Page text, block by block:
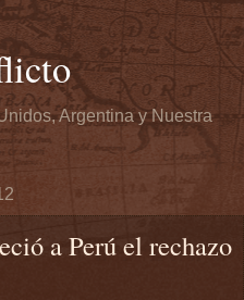
Argentina y Nuestra
a Perú el rechazo